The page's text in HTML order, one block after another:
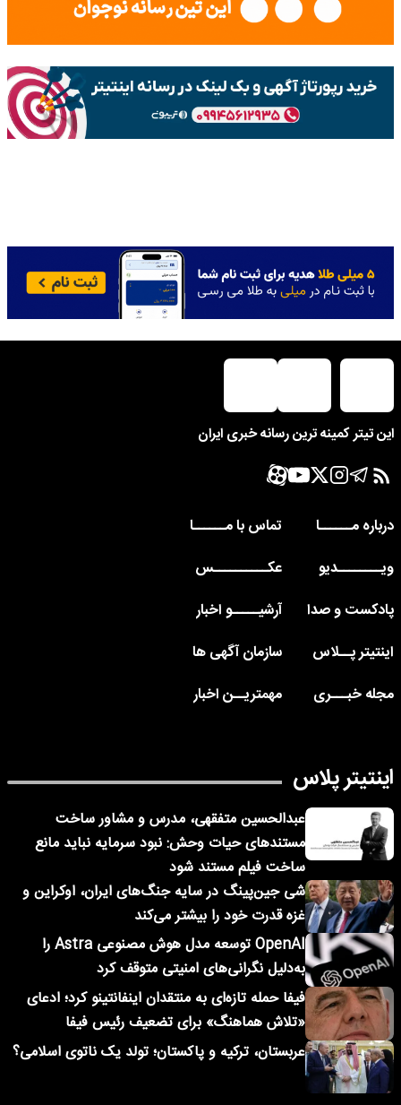
این تیتر کمینه ترین رسانه خبری ایران
درباره مــــــا
تماس با مــــــا
ویــــــــدیو
عکــــــــــس
پادکست و صدا
آرشیـــــو اخبار
اینتیتر پــلاس
سازمان آگهی ها
مجله خبـــری
مهمتریــن اخبار
اینتیتر پلاس
عبدالحسین متفقهی، مدرس و مشاور ساخت
مستندهای حیات وحش: نبود سرمایه نباید مانع
ساخت فیلم مستند شود
شی جین‌پینگ در سایه جنگ‌های ایران، اوکراین و
غزه قدرت خود را بیشتر می‌کند
OpenAI توسعه مدل هوش مصنوعی Astra را
به‌دلیل نگرانی‌های امنیتی متوقف کرد
فیفا حمله تازه‌ای به منتقدان اینفانتینو کرد؛ ادعای
«تلاش هماهنگ» برای تضعیف رئیس فیفا
عربستان، ترکیه و پاکستان؛ تولد یک ناتوی اسلامی؟